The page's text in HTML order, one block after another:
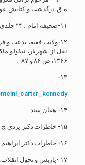
ه.ق.درگذشت و کتابش
۱۱-صحیفه امام ، ۲۴ جلدی، جلد ۱۵ ، سخنرانی ۲۷ مرداد ۱۳۶۰.
نقل از: شهریار، نیکولو
۱۳۶۶، ص ۸۶ و ۸۷ .
۱۳-
۱۴- همان سند.
۱۵- خاطرات دکتر یزدی ج ۳، ص ۲۹۰-۲۶۹.
۱۶- خاطرات دکتر ابراهیم یزدی، ج ۳ ، ص ۲۵۶.
۱۷ -پاریس و تحول انقلاب../، محمد جعفری، ص ۲۴۳ به نقل از: